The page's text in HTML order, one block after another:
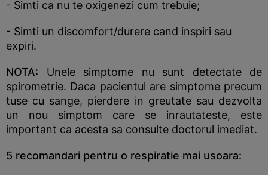
- Simti ca nu te oxigenezi cum trebuie;
- Simti un discomfort/durere cand inspiri sau
expiri.
NOTA: Unele simptome nu sunt detectate de
spirometrie. Daca pacientul are simptome precum
tuse cu sange, pierdere in greutate sau dezvolta
un nou simptom care se inrautateste, este
important ca acesta sa consulte doctorul imediat.
5 recomandari pentru o respiratie mai usoara: